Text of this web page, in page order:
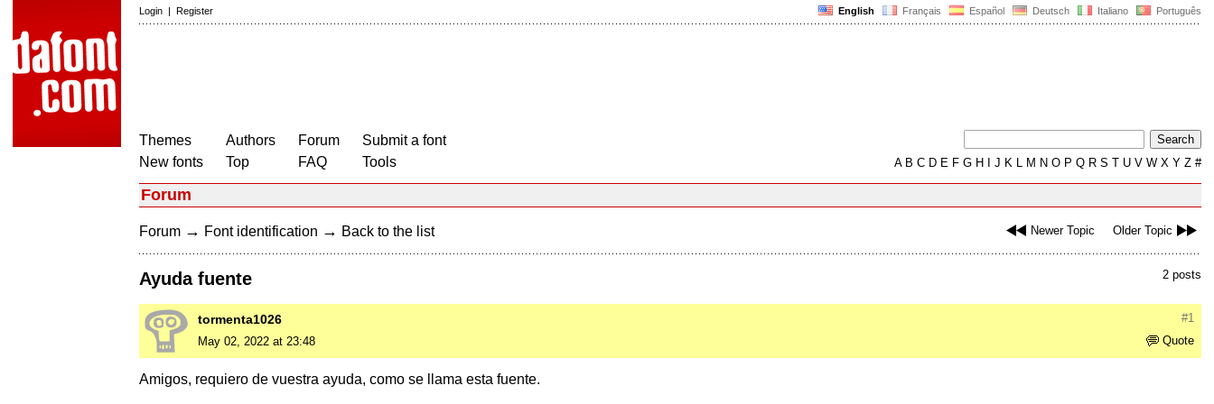
English Français Español Deutsch Italiano Português
Login | Register
Themes
New fonts
Authors
Top
Forum
FAQ
Submit a font
Tools
AB C D E F G H J K L M N O P Q R S T U V W X Y Z #
Forum
Newer Topic Older Topic
Forum → Font identification → Back to the list
2 posts
Ayuda fuente
#1
tormenta1026
Quote
May 02, 2022 at 23:48
Amigos, requiero de vuestra ayuda, como se llama esta fuente.